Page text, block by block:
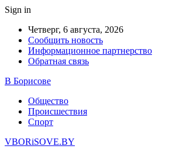
Sign in
Четверг, 6 августа, 2026
Сообщить новость
Информационное партнерство
Обратная связь
В Борисове
Общество
Происшествия
Спорт
VBORiSOVE.BY